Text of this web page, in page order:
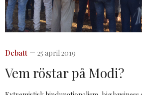
Debatt 25 april 2019
Vem röstar på Modi?